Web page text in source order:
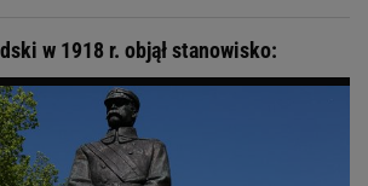
w 1918 r. objął stanowisko: